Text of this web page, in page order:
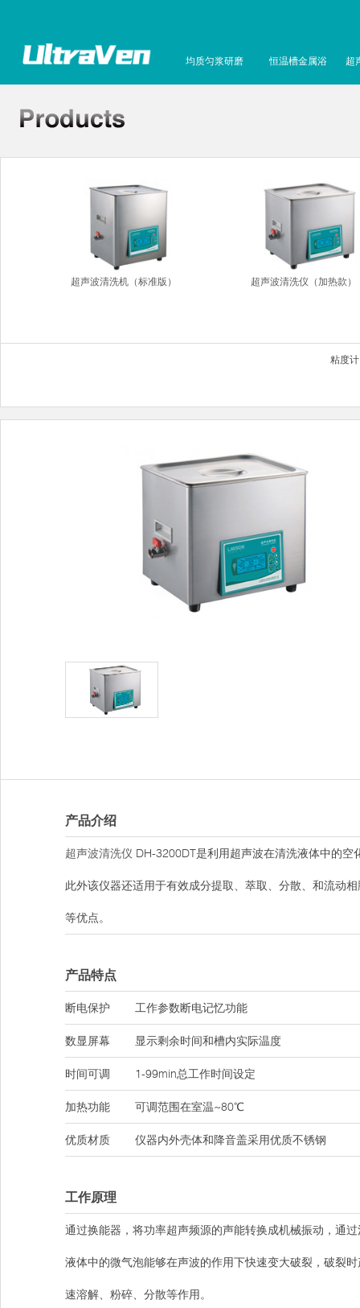
均质匀浆研磨 恒温槽金属浴 超
超声波清洗机（标准版） 超声波清洗仪（加热款）
粘度计
产品介绍
超声波清洗仪 DH-3200DT是利用超声波在清洗液体中的
此外该仪器还适用于有效成分提取、萃取、分散、和流动
等优点。
产品特点
断电保护 工作参数断电记忆功能
数显屏幕 显示剩余时间和槽内实际温度
时间可调 1-99min总工作时间设定
加热功能 可调范围在室温~80℃
优质材质 仪器内外壳体和降音盖采用优质不锈钢
工作原理
通过换能器，将功率超声频源的声能转换成机械振动，通
液体中的微气泡能够在声波的作用下快速变大破裂，破裂
速溶解、粉碎、分散等作用。